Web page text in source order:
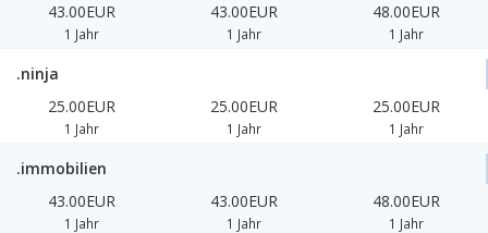
43.00EUR
1 Jahr
43.00EUR
1 Jahr
48.00EUR
1 Jahr
.ninja
25.00EUR
1 Jahr
25.00EUR
1 Jahr
25.00EUR
1 Jahr
.immobilien
43.00EUR
1 Jahr
43.00EUR
1 Jahr
48.00EUR
1 Jahr